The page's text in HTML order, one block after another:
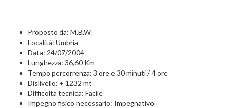
Proposto da: M.B.W.
Località: Umbria
Data: 24/07/2004
Lunghezza: 36,60 Km
Tempo percorrenza: 3 ore e 30 minuti / 4 ore
Dislivello: + 1232 mt
Difficoltà tecnica: Facile
Impegno fisico necessario: Impegnativo